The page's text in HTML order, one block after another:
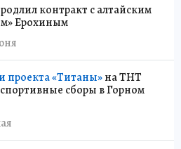
контракт с алтайским
Ерохиным
проекта «Титаны»на ТНТ
сборы в Горном